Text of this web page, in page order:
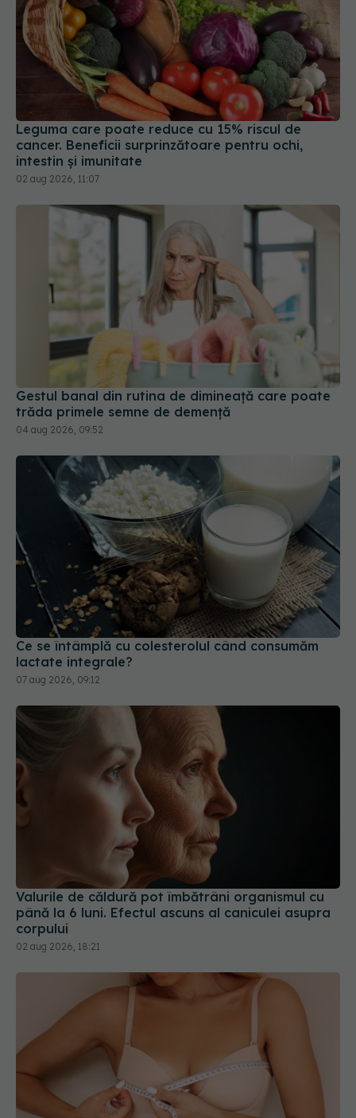
Leguma care poate reduce cu 15% riscul de
cancer. Beneficii surprinzătoare pentru ochi,
intestin și imunitate
02 aug 2026, 11:07
Gestul banal din rutina de dimineață care poate
trăda primele semne de demență
04 aug 2026, 09:52
Ce se întâmplă cu colesterolul când consumăm
lactate integrale?
07 aug 2026, 09:12
Valurile de căldură pot îmbătrâni organismul cu
până la 6 luni. Efectul ascuns al caniculei asupra
corpului
02 aug 2026, 18:21